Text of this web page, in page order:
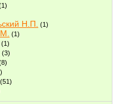
Н.П. (1)
(1)
(1)
(3)
(51)